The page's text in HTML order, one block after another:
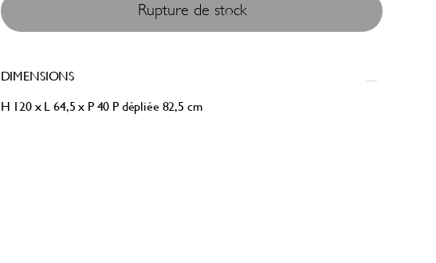
Rupture de stock
DIMENSIONS
H 120 x L 64,5 x P 40 P dépliée 82,5 cm